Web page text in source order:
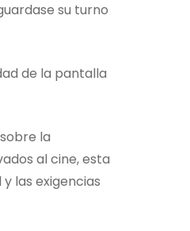
su turno
de la pantalla
la
al cine, esta
las exigencias